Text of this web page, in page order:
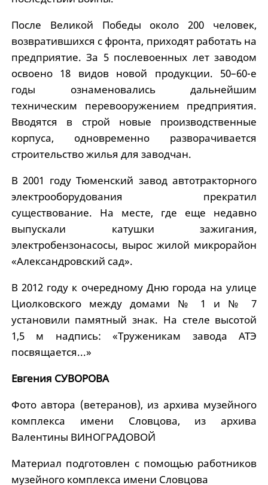
После Великой Победы около 200 человек,
возвратившихся с фронта, приходят работать на
предприятие. За 5 послевоенных лет заводом
освоено 18 видов новой продукции. 50–60-е
годы ознаменовались дальнейшим
техническим перевооружением предприятия.
Вводятся в строй новые производственные
корпуса, одновременно разворачивается
строительство жилья для заводчан.
В 2001 году Тюменский завод автотракторного
электрооборудования прекратил
существование. На месте, где еще недавно
выпускали катушки зажигания,
электробензонасосы, вырос жилой микрорайон
«Александровский сад».
В 2012 году к очередному Дню города на улице
Циолковского между домами № 1 и № 7
установили памятный знак. На стеле высотой
1,5 м надпись: «Труженикам завода АТЭ
посвящается...»
Евгения СУВОРОВА
Фото автора (ветеранов), из архива музейного
комплекса имени Словцова, из архива
Валентины ВИНОГРАДОВОЙ
Материал подготовлен с помощью работников
музейного комплекса имени Словцова